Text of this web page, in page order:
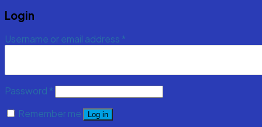
Login
Username or email address *
Password *
Remember me
Log in